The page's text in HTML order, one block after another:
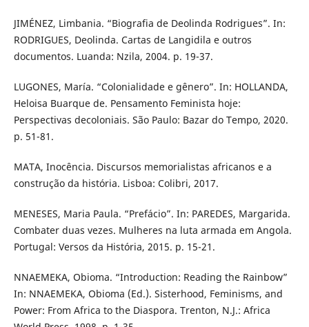
JIMÉNEZ, Limbania. “Biografia de Deolinda Rodrigues”. In:
RODRIGUES, Deolinda. Cartas de Langidila e outros
documentos. Luanda: Nzila, 2004. p. 19-37.
LUGONES, María. “Colonialidade e gênero”. In: HOLLANDA,
Heloisa Buarque de. Pensamento Feminista hoje:
Perspectivas decoloniais. São Paulo: Bazar do Tempo, 2020.
p. 51-81.
MATA, Inocência. Discursos memorialistas africanos e a
construção da história. Lisboa: Colibri, 2017.
MENESES, Maria Paula. “Prefácio”. In: PAREDES, Margarida.
Combater duas vezes. Mulheres na luta armada em Angola.
Portugal: Versos da História, 2015. p. 15-21.
NNAEMEKA, Obioma. “Introduction: Reading the Rainbow”
In: NNAEMEKA, Obioma (Ed.). Sisterhood, Feminisms, and
Power: From Africa to the Diaspora. Trenton, N.J.: Africa